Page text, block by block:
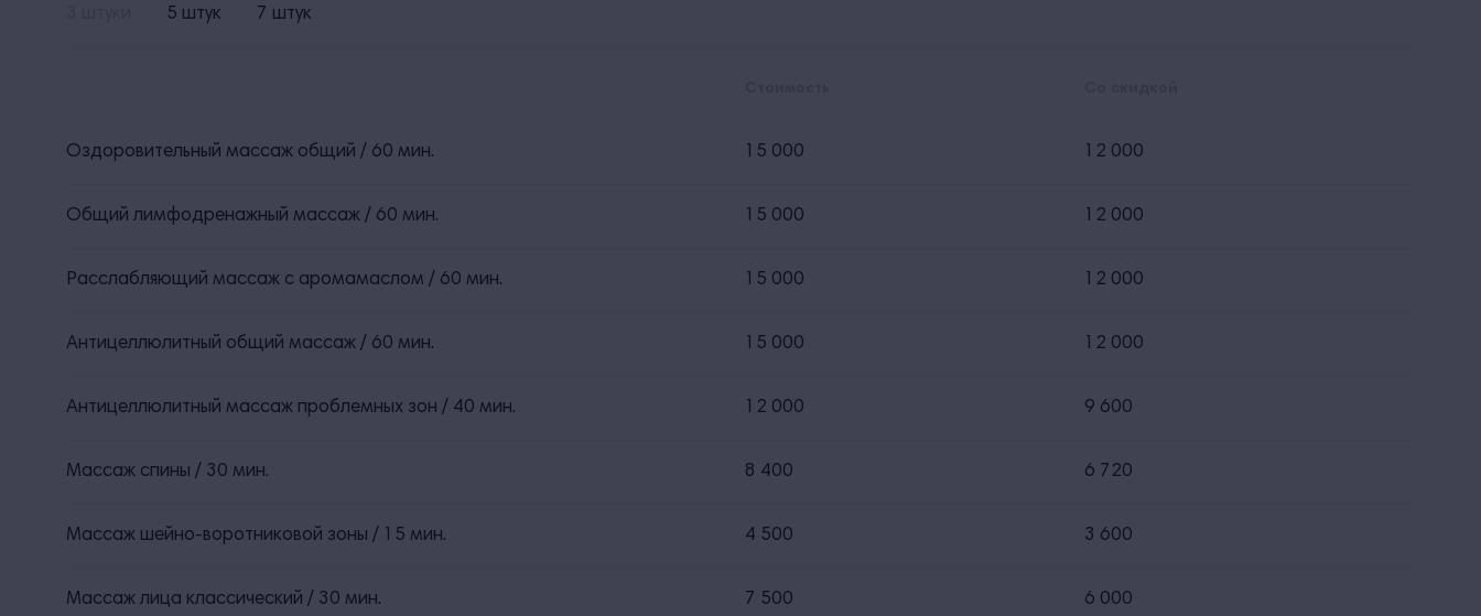
5 штук 7 штук
Оздоровительный массаж общий / 60 мин. 15 000 12 000
Общий лимфодренажный массаж / 60 мин. 15 000 12 000
Расслабляющий массаж с аромамаслом / 60 мин. 15 000 12 000
Антицеллюлитный общий массаж / 60 мин. 15 000 12 000
Антицеллюлитный массаж проблемных зон / 40 мин. 12 000 9 600
Массаж спины / 30 мин. 8 400 6 720
Массаж шейно-воротниковой зоны / 15 мин. 4 500 3 600
Массаж лица классический / 30 мин. 7 500 6 000